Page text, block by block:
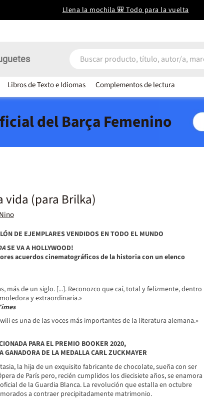
Llena la mochila 🎒 Todo para la vuelta
Libros de Texto e Idiomas Complementos de lectura
del Barça Femenino
vida (para Brilka)
DE EJEMPLARES VENDIDOS EN TODO EL MUNDO
SE VA A HOLLYWOOD!
acuerdos cinematográficos de la historia con un elenco
más de un siglo. [...]. Reconozco que caí, total y felizmente, dentro
y extraordinaria.»
es una de las voces más importantes de la literatura alemana.»
PARA EL PREMIO BOOKER 2020,
GANADORA DE LA MEDALLA CARL ZUCKMAYER
la hija de un exquisito fabricante de chocolate, sueña con ser
de París pero, recién cumplidos los diecisiete años, se enamora
de la Guardia Blanca. La revolución que estalla en octubre
a contraer precipitadamente matrimonio.